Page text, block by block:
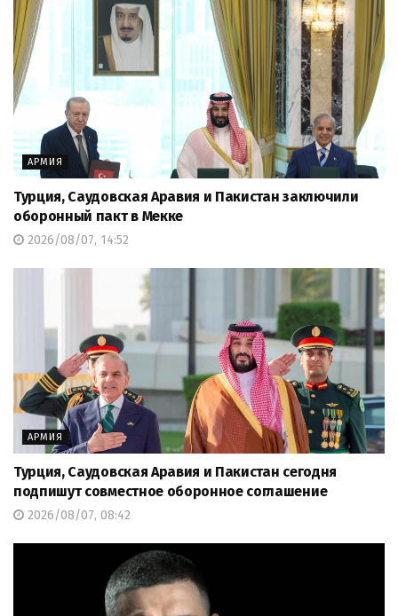
АРМИЯ
Турция, Саудовская Аравия и Пакистан заключили
оборонный пакт в Мекке
2026/08/07, 14:52
АРМИЯ
Турция, Саудовская Аравия и Пакистан сегодня
подпишут совместное оборонное соглашение
2026/08/07, 08:42